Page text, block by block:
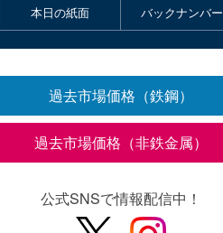
本日の紙面 バックナンバー
過去市場価格（鉄鋼）
過去市場価格（非鉄金属）
公式SNSで情報配信中！